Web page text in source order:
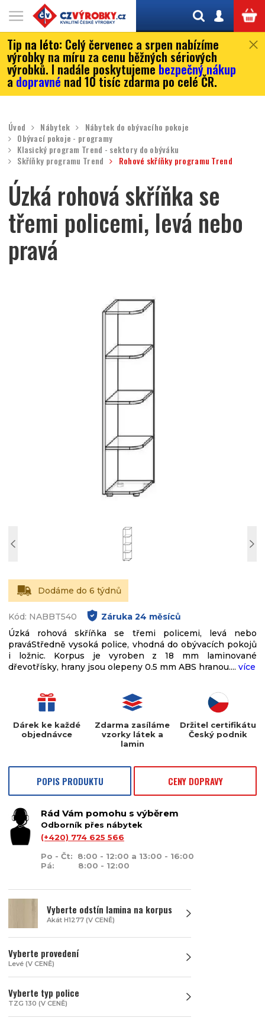
Tip na léto: Celý červenec a srpen nabízíme
výrobky na míru za cenu běžných sériových
výrobků. I nadále poskytujeme bezpečný nákup
adopravné nad 10 tisíc zdarma po celé ČR.
Úvod Nábytek
Nábytek do obývacího pokoje
Obývací pokoje - programy
Klasický program Trend - sektory do obýváku
Skříňky programu Trend
Rohové skříňky programu Trend
Úzká rohová skříňka se
třemi policemi, levá nebo
pravá
Dodáme do 6 týdnů
Kód: NABBT540 Záruka 24 měsíců
Úzká rohová skříňka se třemi policemi, levá nebo
praváStředně vysoká police, vhodná do obývacích pokojů
i ložnic. Korpus je vyroben z 18 mm laminované
dřevotřísky, hrany jsou olepeny 0.5 mm ABS hranou.... více
Dárek ke každé
objednávce
Zdarma zasíláme
vzorky látek a
lamin
Držitel certifikátu
Český podnik
POPIS PRODUKTU CENY DOPRAVY
Rád Vám pomohu s výběrem
Odborník přes nábytek
(+420) 774 625 566
Po - Čt: 8:00 - 12:00 a 13:00 - 16:00
Pá: 8:00 - 12:00
Vyberte odstín lamina na korpus
Akát H1277 (V CENĚ)
Vyberte provedení
Levé (V CENĚ)
Vyberte typ police
TZG 130 (V CENĚ)